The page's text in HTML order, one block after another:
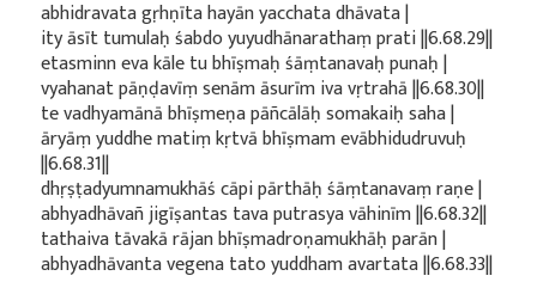
abhidravata gṛhṇīta hayān yacchata dhāvata |
ity āsīt tumulaḥ śabdo yuyudhānarathaṃ prati ||6.68.29||
etasminn eva kāle tu bhīṣmaḥ śāṃtanavaḥ punaḥ |
vyahanat pāṇḍavīṃ senām āsurīm iva vṛtrahā ||6.68.30||
te vadhyamānā bhīṣmeṇa pāñcālāḥ somakaiḥ saha |
āryāṃ yuddhe matiṃ kṛtvā bhīṣmam evābhidudruvuḥ
||6.68.31||
dhṛṣṭadyumnamukhāś cāpi pārthāḥ śāṃtanavaṃ raṇe |
abhyadhāvañ jigīṣantas tava putrasya vāhinīm ||6.68.32||
tathaiva tāvakā rājan bhīṣmadroṇamukhāḥ parān |
abhyadhāvanta vegena tato yuddham avartata ||6.68.33||